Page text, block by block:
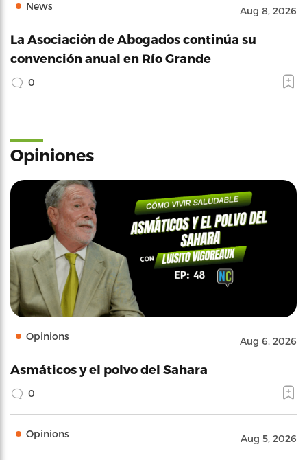
News Aug 8, 2026
La Asociación de Abogados continúa su
convención anual en Río Grande
0
Opiniones
Opinions Aug 6, 2026
Asmáticos y el polvo del Sahara
0
Opinions Aug 5, 2026